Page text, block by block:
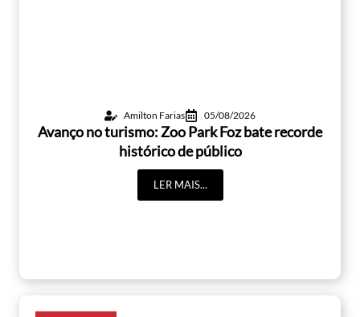
Amilton Farias 05/08/2026
Avanço no turismo: Zoo Park Foz bate recorde
histórico de público
LER MAIS...